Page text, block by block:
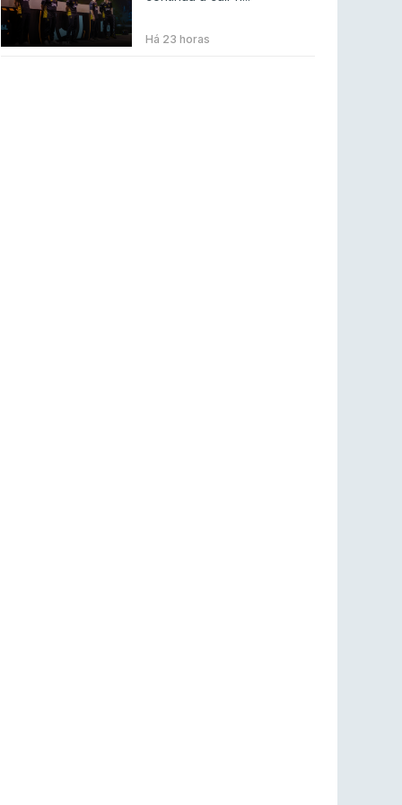
BLAST Bounty S2 na RTP Arena: Regressa o
melhor Counter-Strike
Há 23 horas